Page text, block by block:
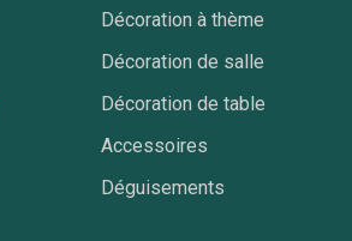
Décoration à thème
Décoration de salle
Décoration de table
Accessoires
Déguisements